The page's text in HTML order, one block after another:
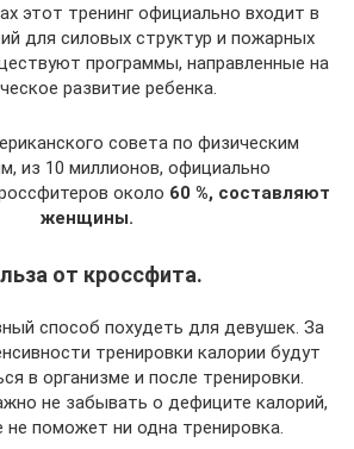
этот тренинг официально входит в
для силовых структур и пожарных
программы, направленные на
развитие ребенка.
совета по физическим
из 10 миллионов, официально
около 60 %, составляют
женщины.
от кроссфита.
способ похудеть для девушек. За
тренировки калории будут
в организме и после тренировки.
не забывать о дефиците калорий,
не поможет ни одна тренировка.